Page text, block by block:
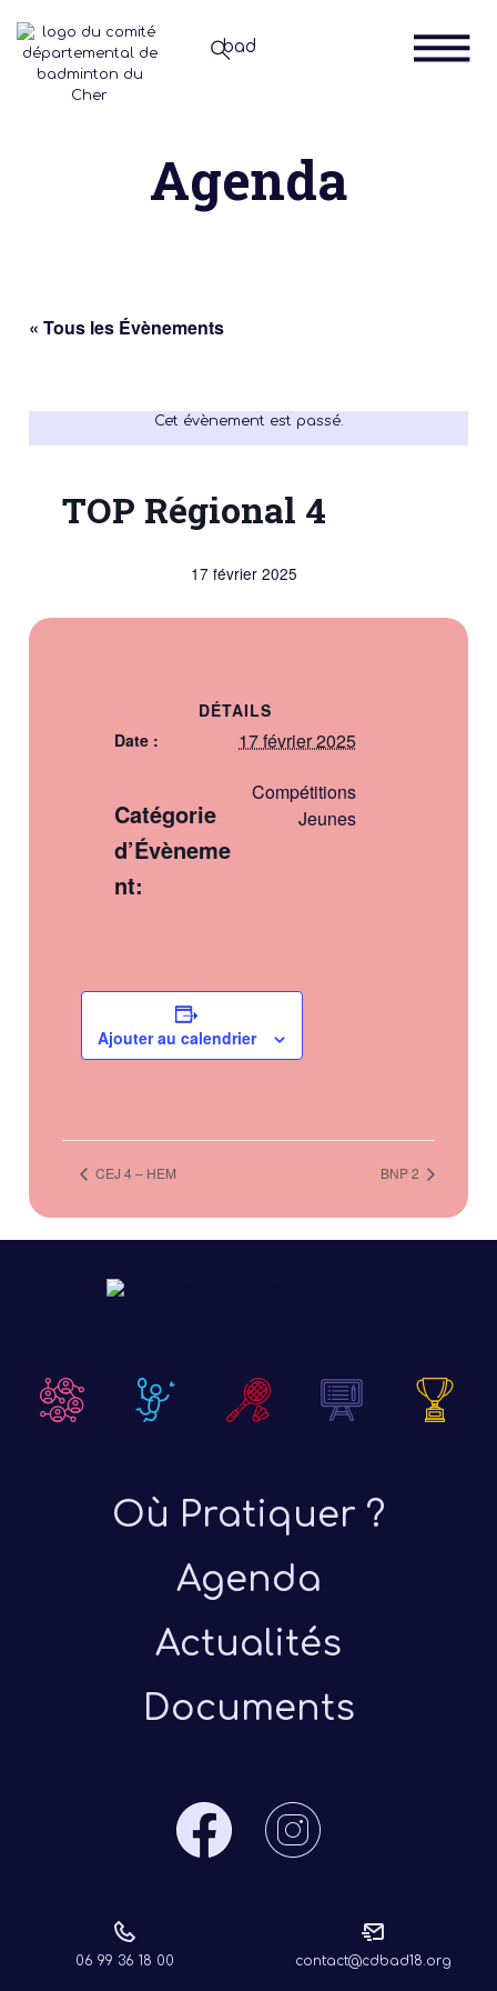
Agenda
« Tous les Évènements
Cet évènement est passé.
TOP Régional 4
17 février 2025
DÉTAILS
Date :
17 février 2025
Catégorie
d’Évèneme
nt:
Compétitions
Jeunes
Ajouter au calendrier
CEJ 4 – HEM BNP 2
Où Pratiquer ?
Agenda
Actualités
Documents
06 99 36 18 00 contact@cdbad18.org